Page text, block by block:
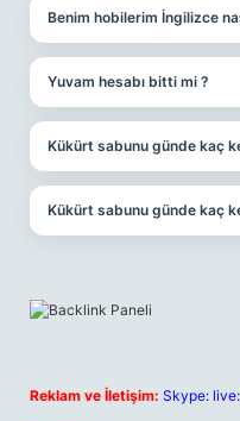
Benim hobilerim İngilizce
Yuvam hesabı bitti mi ?
Kükürt sabunu günde kaç
Kükürt sabunu günde kaç
Reklam ve İletişim: Skype: